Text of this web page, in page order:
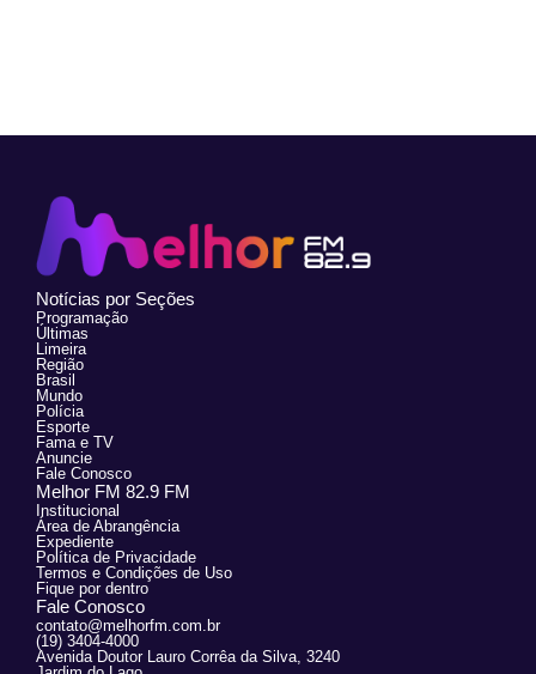
Notícias por Seções
Programação
Últimas
Limeira
Região
Brasil
Mundo
Polícia
Esporte
Fama e TV
Anuncie
Fale Conosco
Melhor FM 82.9 FM
Institucional
Área de Abrangência
Expediente
Política de Privacidade
Termos e Condições de Uso
Fique por dentro
Fale Conosco
contato@melhorfm.com.br
(19) 3404-4000
Avenida Doutor Lauro Corrêa da Silva, 3240